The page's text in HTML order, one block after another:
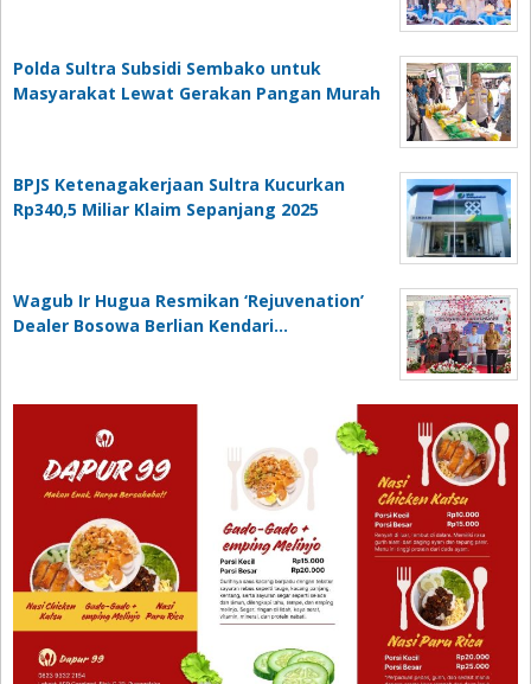
Polda Sultra Subsidi Sembako untuk
Masyarakat Lewat Gerakan Pangan Murah
BPJS Ketenagakerjaan Sultra Kucurkan
Rp340,5 Miliar Klaim Sepanjang 2025
Wagub Ir Hugua Resmikan ‘Rejuvenation’
Dealer Bosowa Berlian Kendari…